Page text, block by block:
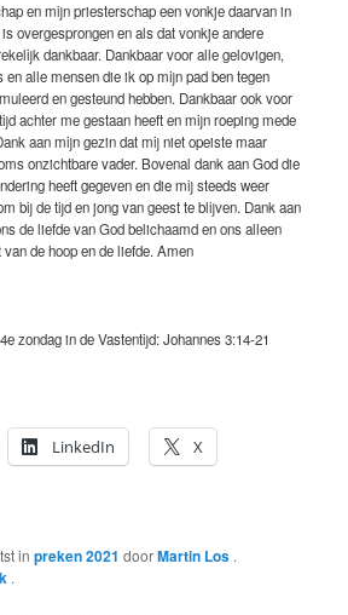
en mijn priesterschap een vonkje daarvan in
overgesprongen en als dat vonkje andere
dankbaar. Dankbaar voor alle gelovigen,
alle mensen die ik op mijn pad ben tegen
en gesteund hebben. Dankbaar ook voor
achter me gestaan heeft en mijn roeping mede
aan mijn gezin dat mij niet opeiste maar
onzichtbare vader. Bovenal dank aan God die
heeft gegeven en die mij steeds weer
bij de tijd en jong van geest te blijven. Dank aan
de liefde van God belichaamd en ons alleen
de hoop en de liefde. Amen
zondag in de Vastentijd: Johannes 3:14-21
LinkedIn X
inpreken 2021 doorMartin Los .
.